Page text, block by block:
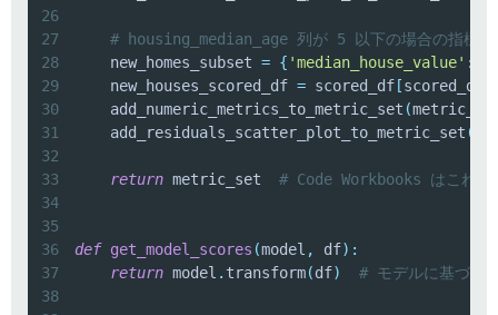
26
27
# housing_median_age 列が 5 以下の場合の指標を
28
    new_homes_subset
= { 'median_house_value' :
29
    new_houses_scored_df
= scored_df [scored_df
30
    add_numeric_metrics_to_metric_set
(
31
    add_residuals_scatter_plot_to_metric_set
(
32
33
return metric_set # Code Workbooks はこれ
34
35
36
def get_model_scores (model , df) :
37
return model . transform(df)
# モデルに基づい
38